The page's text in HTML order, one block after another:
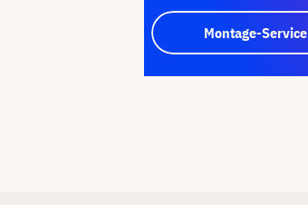
Montage-Service